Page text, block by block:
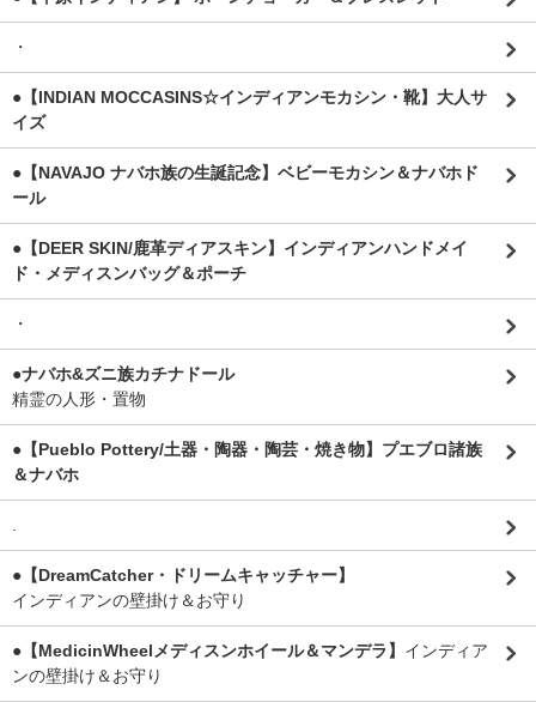
・
●【INDIAN MOCCASINS☆インディアンモカシン・靴】大人サ
イズ
●【NAVAJO ナバホ族の生誕記念】ベビーモカシン＆ナバホド
ール
●【DEER SKIN/鹿革ディアスキン】インディアンハンドメイ
ド・メディスンバッグ＆ポーチ
・
●ナバホ&ズニ族カチナドール
精霊の人形・置物
●【Pueblo Pottery/土器・陶器・陶芸・焼き物】プエブロ諸族
＆ナバホ
.
●【DreamCatcher・ドリームキャッチャー】
インディアンの壁掛け＆お守り
●【MedicinWheelメディスンホイール＆マンデラ】 インディア
ンの壁掛け＆お守り